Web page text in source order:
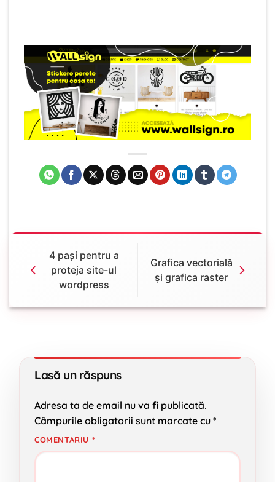
4 pași pentru a
proteja site-ul
wordpress
Grafica vectorială
și grafica raster
Lasă un răspuns
Adresa ta de email nu va fi publicată.
Câmpurile obligatorii sunt marcate cu *
COMENTARIU *